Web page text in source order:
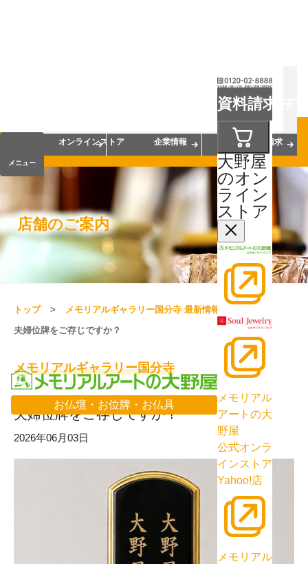
お仏壇・お位牌・お仏具
資料請求
大野屋
のオン
ライン
ストア
メモリアル
アートの大
野屋
公式オンラ
インストア
Yahoo!店
メモリアル
メニュー
会員サービス
オンラインストア
企業情報 資料請求
店舗のご案内
トップ
メモリアルギャラリー国分寺 最新情報一覧
夫婦位牌をご存じですか？
メモリアルギャラリー国分寺
夫婦位牌をご存じですか？
2026年06月03日